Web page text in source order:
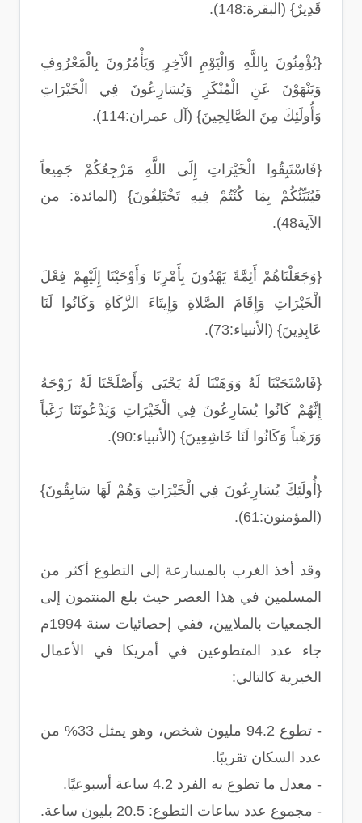
قَدِيرٌ} (البقرة:148).
{يُؤْمِنُونَ بِاللَّهِ وَالْيَوْمِ الْآخِرِ وَيَأْمُرُونَ بِالْمَعْرُوفِ
وَيَنْهَوْنَ عَنِ الْمُنْكَرِ وَيُسَارِعُونَ فِي الْخَيْرَاتِ
وَأُولَئِكَ مِنَ الصَّالِحِينَ} (آل عمران:114).
{فَاسْتَبِقُوا الْخَيْرَاتِ إِلَى اللَّهِ مَرْجِعُكُمْ جَمِيعاً
فَيُنَبِّئُكُمْ بِمَا كُنْتُمْ فِيهِ تَخْتَلِفُونَ} (المائدة: من
الآية48).
{وَجَعَلْنَاهُمْ أَئِمَّةً يَهْدُونَ بِأَمْرِنَا وَأَوْحَيْنَا إِلَيْهِمْ فِعْلَ
الْخَيْرَاتِ وَإِقَامَ الصَّلاةِ وَإِيتَاءَ الزَّكَاةِ وَكَانُوا لَنَا
عَابِدِينَ} (الأنبياء:73).
{فَاسْتَجَبْنَا لَهُ وَوَهَبْنَا لَهُ يَحْيَى وَأَصْلَحْنَا لَهُ زَوْجَهُ
إِنَّهُمْ كَانُوا يُسَارِعُونَ فِي الْخَيْرَاتِ وَيَدْعُونَنَا رَغَباً
وَرَهَباً وَكَانُوا لَنَا خَاشِعِينَ} (الأنبياء:90).
{أُولَئِكَ يُسَارِعُونَ فِي الْخَيْرَاتِ وَهُمْ لَهَا سَابِقُونَ}
(المؤمنون:61).
وقد أخذ الغرب بالمسارعة إلى التطوع أكثر من
المسلمين في هذا العصر حيث بلغ المنتمون إلى
الجمعيات بالملايين، ففي إحصائيات سنة 1994م
جاء عدد المتطوعين في أمريكا في الأعمال
الخيرية كالتالي:
- تطوع 94.2 مليون شخص، وهو يمثل 33% من
عدد السكان تقريبًا.
- معدل ما تطوع به الفرد 4.2 ساعة أسبوعيًا.
- مجموع عدد ساعات التطوع: 20.5 بليون ساعة.